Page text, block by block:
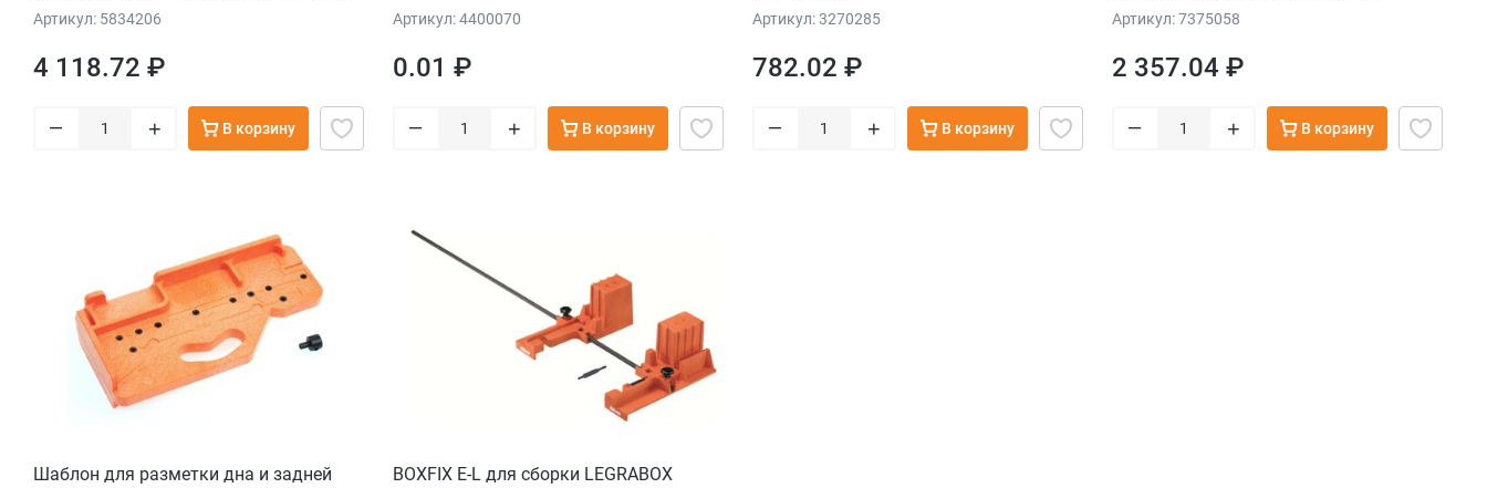
ящик, 4 лотка для столовых приборов,
черный
Артикул: 5834206
4 118.72 ₽
– + В корзину
Артикул: 4400070
0.01 ₽
– + В корзину
Артикул: 3270285
782.02 ₽
– + В корзину
разделители из дерева, от НД=270 мм,
черный
Артикул: 7375058
2 357.04 ₽
– + В корзину
Шаблон для разметки дна и задней
BOXFIX E-L для сборки LEGRABOX